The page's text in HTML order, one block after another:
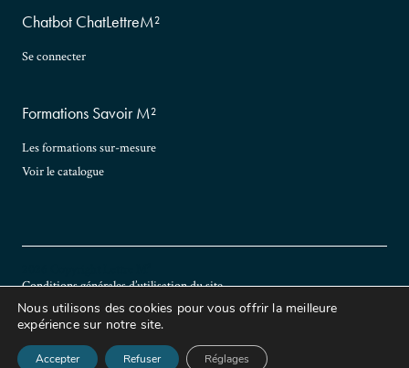
Chatbot ChatLettreM²
Se connecter
Formations Savoir M²
Les formations sur-mesure
Voir le catalogue
Conditions générales d’utilisation du site
Politique de confidentialité
Conditions générales de vente
Nous contacter
S'abonner
Nous utilisons des cookies pour vous offrir la meilleure
expérience sur notre site.
Accepter Refuser Réglages